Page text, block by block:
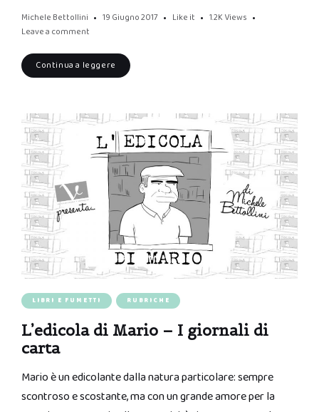
Michele Bettollini 19 Giugno 2017 Like it 1.2K Views
Leave a comment
Continua a leggere
LIBRI E FUMETTI RUBRICHE
L’edicola di Mario – I giornali di
carta
Mario è un edicolante dalla natura particolare: sempre
scontroso e scostante, ma con un grande amore per la